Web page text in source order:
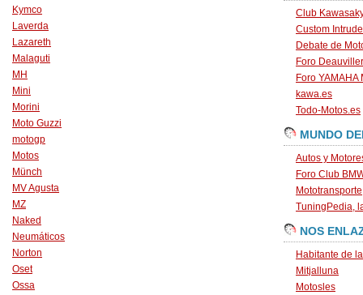
Kymco
Laverda
Lazareth
Malaguti
MH
Mini
Morini
Moto Guzzi
motogp
Motos
Münch
MV Agusta
MZ
Naked
Neumáticos
Norton
Oset
Ossa
Club
Custom
Debate de
Foro
Foro YAMAHA
kawa.es
Todo-Motos.es
MUNDO
Autos y
Foro Club
Mototransporte
TuningPedia,
NOS
Habitante de
Mitjalluna
Motosles